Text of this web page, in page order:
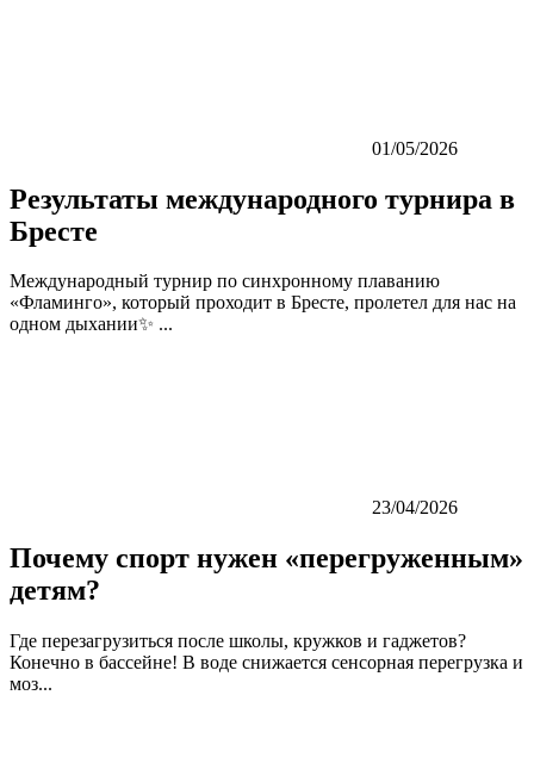
01/05/2026
Результаты международного турнира в
Бресте
Международный турнир по синхронному плаванию
«Фламинго», который проходит в Бресте, пролетел для нас на
одном дыхании✨ ...
23/04/2026
Почему спорт нужен «перегруженным»
детям?
Где перезагрузиться после школы, кружков и гаджетов?
Конечно в бассейне! В воде снижается сенсорная перегрузка и
моз...